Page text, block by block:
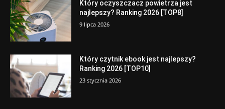
Który oczyszczacz powietrza jest
najlepszy? Ranking 2026 [TOP8]
9 lipca 2026
Który czytnik ebook jest najlepszy?
Ranking 2026 [TOP10]
23 stycznia 2026